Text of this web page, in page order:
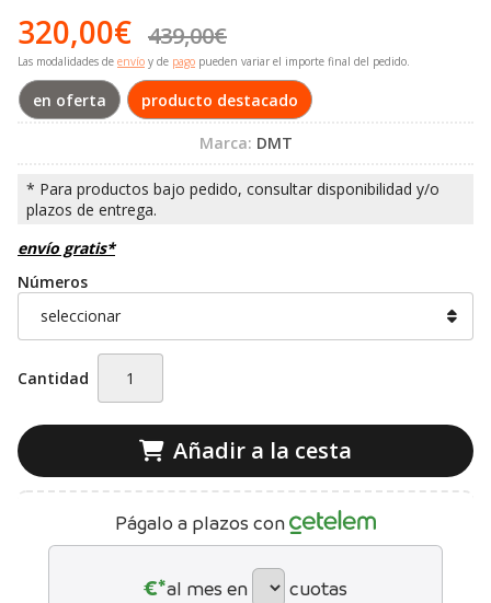
320,00€ 439,00€
Las modalidades de envío y de pago pueden variar el importe final del pedido.
en oferta producto destacado
Marca: DMT
envío gratis*
Números
Cantidad
Añadir a la cesta
Págalo a plazos con
€*al mes en cuotas